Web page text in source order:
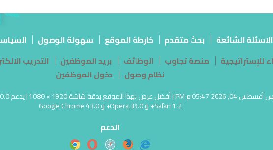
الاسئلة الشائعة بحث متقدم خارطة الموقع سهولة الوصول
للإستراتيجية منصة تجاوب الوظائف بريد الموظفين
التدريب
نظام وصول
دخول الموظفين
Safari 1.2+ و Opera 39.0+ و Google Chrome 43.0
الدعم